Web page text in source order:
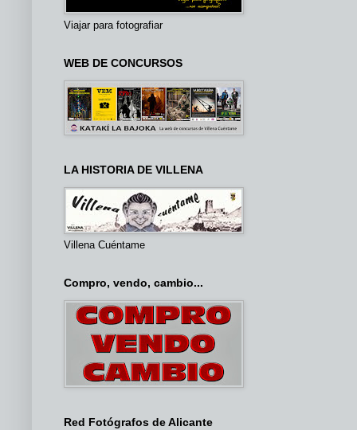
Viajar para fotografiar
WEB DE CONCURSOS
LA HISTORIA DE VILLENA
Villena Cuéntame
Compro, vendo, cambio...
Red Fotógrafos de Alicante